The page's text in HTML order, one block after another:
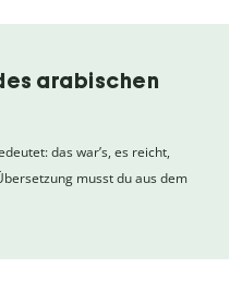
arabischen
das war’s, es reicht,
musst du aus dem